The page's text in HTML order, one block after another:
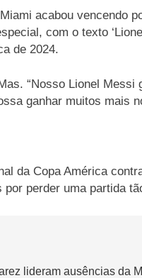
acabou vencendo
com o texto
de 2024.
“Nosso Lionel Messi
ganhar muitos mais
da Copa América
perder uma partida
lideram ausências da